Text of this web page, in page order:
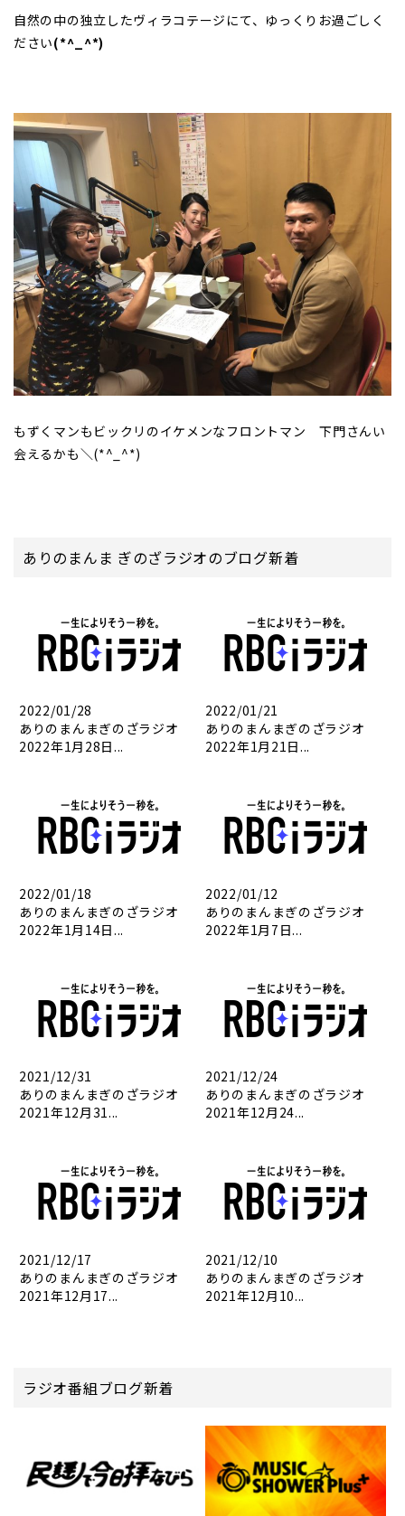
自然の中の独立したヴィラコテージにて、ゆっくりお過ごしく
ださい(*^_^*)
もずくマンもビックリのイケメンなフロントマン 下門さんい
会えるかも＼(*^_^*)
ありのまんま ぎのざラジオのブログ新着
2022/01/28
ありのまんまぎのざラジオ
2022年1月28日...
2022/01/21
ありのまんまぎのざラジオ
2022年1月21日...
2022/01/18
ありのまんまぎのざラジオ
2022年1月14日...
2022/01/12
ありのまんまぎのざラジオ
2022年1月7日...
2021/12/31
ありのまんまぎのざラジオ
2021年12月31...
2021/12/24
ありのまんまぎのざラジオ
2021年12月24...
2021/12/17
ありのまんまぎのざラジオ
2021年12月17...
2021/12/10
ありのまんまぎのざラジオ
2021年12月10...
ラジオ番組ブログ新着